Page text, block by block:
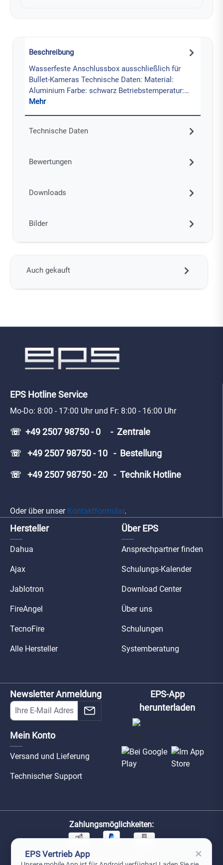
Beschreibung
Wasserfeste Anschlussbox ausschließlich für
Bullet-Kameras Technische Daten: Material:
Aluminium Farbe: schwarz Betriebstemperatur:…
Mehr
Technische Daten
Bewertungen
Downloads
Bilder
Auch gekauft
EPS Hotline Service
Mo-Do: 8:00 - 17:00 Uhr und Fr: 8:00 - 16:00 Uhr
☏ +49 2507 98750 - 0 - Zentrale
☏ +49 2507 98750 - 10 - Bestellung
☏ +49 2507 98750 - 20 - Technik Hotline
Oder über unser Kontaktformular.
Hersteller
Dahua
Ajax
Jablotron
FireAngel
TecnoFire
Alle Hersteller
Über EPS
Ansprechpartner finden
Schulungs-Kalender
Download Center
Über uns
Schulungen
Systemberatung
Newsletter Anmeldung
Mein Konto
Versand und Lieferung
Technischer Support
EPS-App
herunterladen
Zahlungsmöglichkeiten:
Unsere Versandpartner:
EPS Vertrieb App ×